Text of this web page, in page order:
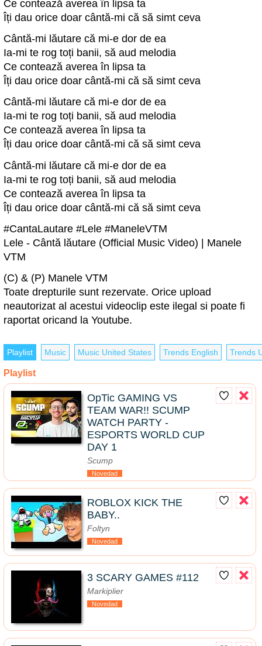
Ce contează averea în lipsa ta
Îți dau orice doar cântă-mi că să simt ceva
Cântă-mi lăutare că mi-e dor de ea
Ia-mi te rog toți banii, să aud melodia
Ce contează averea în lipsa ta
Îți dau orice doar cântă-mi că să simt ceva
Cântă-mi lăutare că mi-e dor de ea
Ia-mi te rog toți banii, să aud melodia
Ce contează averea în lipsa ta
Îți dau orice doar cântă-mi că să simt ceva
Cântă-mi lăutare că mi-e dor de ea
Ia-mi te rog toți banii, să aud melodia
Ce contează averea în lipsa ta
Îți dau orice doar cântă-mi că să simt ceva
#CantaLautare #Lele #ManeleVTM
Lele - Cântă lăutare (Official Music Video) | Manele
VTM
(C) & (P) Manele VTM
Toate drepturile sunt rezervate. Orice upload
neautorizat al acestui videoclip este ilegal si poate fi
raportat oricand la Youtube.
Playlist Music Music United States Trends English Trends
Playlist
OpTic GAMING VS
TEAM WAR!! SCUMP
WATCH PARTY -
ESPORTS WORLD CUP
DAY 1
Scump
Novedad
ROBLOX KICK THE
BABY..
Foltyn
Novedad
3 SCARY GAMES #112
Markiplier
Novedad